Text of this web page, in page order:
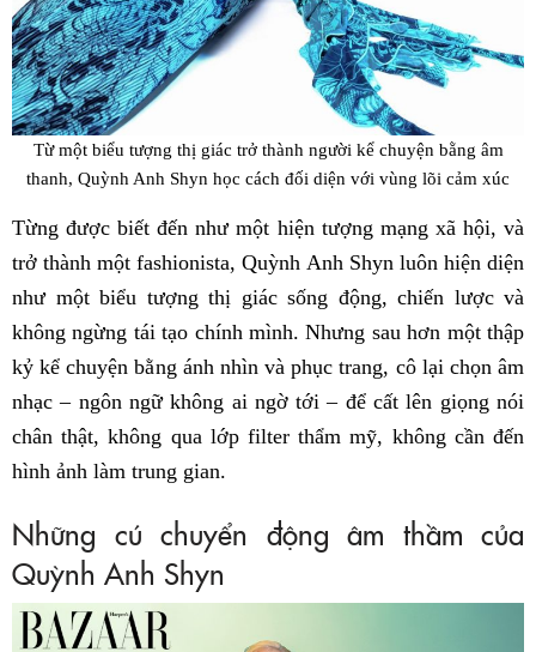
Từ một biểu tượng thị giác trở thành người kể chuyện bằng âm
thanh, Quỳnh Anh Shyn học cách đối diện với vùng lõi cảm xúc
Từng được biết đến như một hiện tượng mạng xã hội, và
trở thành một fashionista, Quỳnh Anh Shyn luôn hiện diện
như một biểu tượng thị giác sống động, chiến lược và
không ngừng tái tạo chính mình. Nhưng sau hơn một thập
kỷ kể chuyện bằng ánh nhìn và phục trang, cô lại chọn âm
nhạc – ngôn ngữ không ai ngờ tới – để cất lên giọng nói
chân thật, không qua lớp filter thẩm mỹ, không cần đến
hình ảnh làm trung gian.
Những cú chuyển động âm thầm của
Quỳnh Anh Shyn